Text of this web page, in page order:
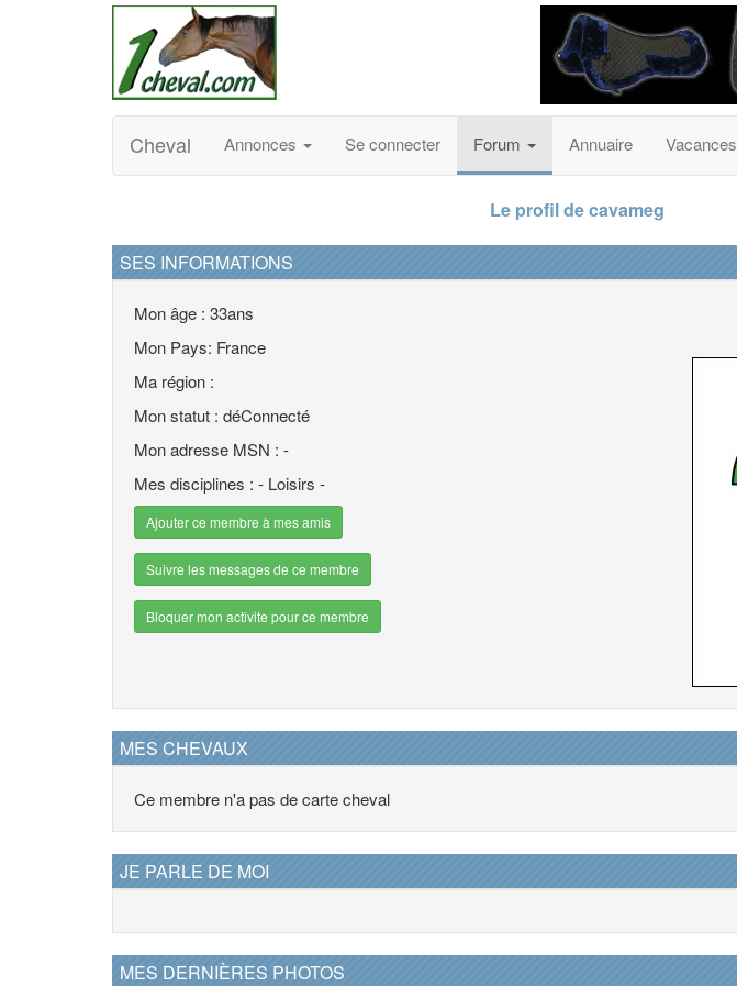
Cheval Annonces Se connecter Forum Annuaire Vacances
Le profil de cavameg
SES INFORMATIONS
Mon âge : 33ans
Mon Pays: France
Ma région :
Mon statut : déConnecté
Mon adresse MSN : -
Mes disciplines : - Loisirs -
Ajouter ce membre à mes amis
Suivre les messages de ce membre
Bloquer mon activite pour ce membre
MES CHEVAUX
Ce membre n'a pas de carte cheval
JE PARLE DE MOI
MES DERNIÈRES PHOTOS